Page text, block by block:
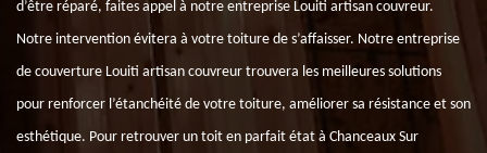
d’être réparé, faites appel à notre entreprise Louiti artisan couvreur.
Notre intervention évitera à votre toiture de s’affaisser. Notre entreprise
de couverture Louiti artisan couvreur trouvera les meilleures solutions
pour renforcer l’étanchéité de votre toiture, améliorer sa résistance et son
esthétique. Pour retrouver un toit en parfait état à Chanceaux Sur